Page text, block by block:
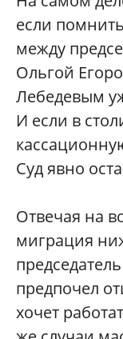
если
между
Ольгой
Лебедевым
И если в
Суд явно
Отвечая на
миграция
предпочел
хочет